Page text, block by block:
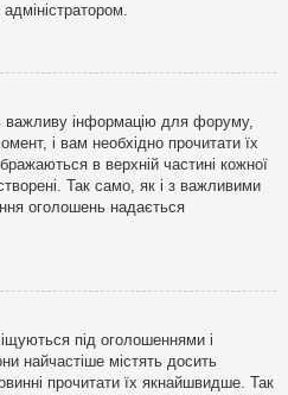
важливу інформацію для форуму,
і вам необхідно прочитати їх
в верхній частині кожної
Так само, як і з важливими
оголошень надається
під оголошеннями і
найчастіше містять досить
прочитати їх якнайшвидше. Так